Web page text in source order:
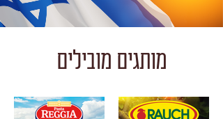
מותגים מובילים